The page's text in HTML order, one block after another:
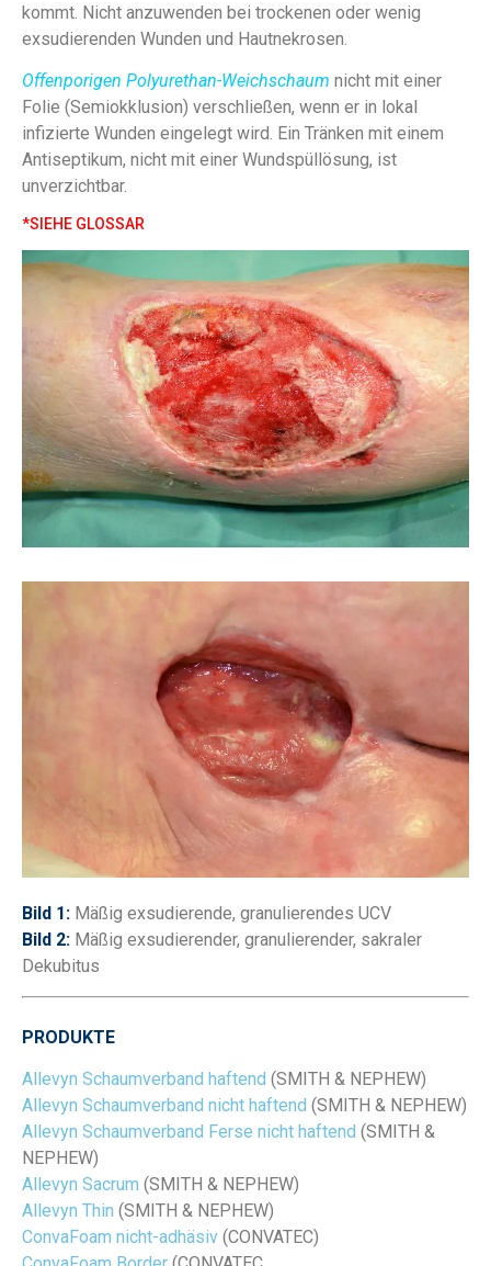
kommt. Nicht anzuwenden bei trockenen oder wenig
exsudierenden Wunden und Hautnekrosen.
Offenporigen Polyurethan-Weichschaum nicht mit einer
Folie (Semiokklusion) verschließen, wenn er in lokal
infizierte Wunden eingelegt wird. Ein Tränken mit einem
Antiseptikum, nicht mit einer Wundspüllösung, ist
unverzichtbar.
*SIEHE GLOSSAR
Bild 1: Mäßig exsudierende, granulierendes UCV
Bild 2: Mäßig exsudierender, granulierender, sakraler
Dekubitus
PRODUKTE
Allevyn Schaumverband haftend (SMITH & NEPHEW)
Allevyn Schaumverband nicht haftend (SMITH & NEPHEW)
Allevyn Schaumverband Ferse nicht haftend (SMITH &
NEPHEW)
Allevyn Sacrum (SMITH & NEPHEW)
Allevyn Thin (SMITH & NEPHEW)
ConvaFoam nicht-adhäsiv (CONVATEC)